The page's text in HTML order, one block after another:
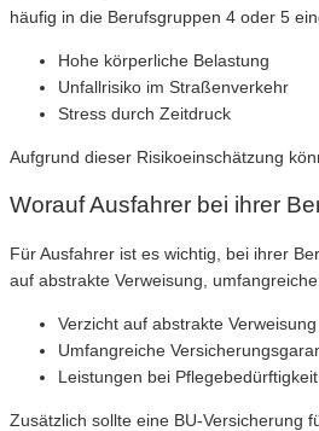
häufig in die Berufsgruppen 4 oder 5
Hohe körperliche Belastung
Unfallrisiko im Straßenverkehr
Stress durch Zeitdruck
Aufgrund dieser Risikoeinschätzung
Worauf Ausfahrer bei ihrer
Für Ausfahrer ist es wichtig, bei ihrer
auf abstrakte Verweisung,
Verzicht auf abstrakte Verweisung
Umfangreiche
Leistungen bei Pflegebedürftigkeit
Zusätzlich sollte eine BU-Versicherung